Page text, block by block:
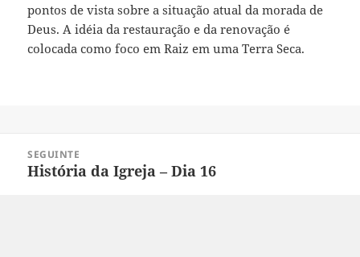
pontos de vista sobre a situação atual da morada de
Deus. A idéia da restauração e da renovação é
colocada como foco em Raiz em uma Terra Seca.
SEGUINTE
Próximo
História da Igreja – Dia 16